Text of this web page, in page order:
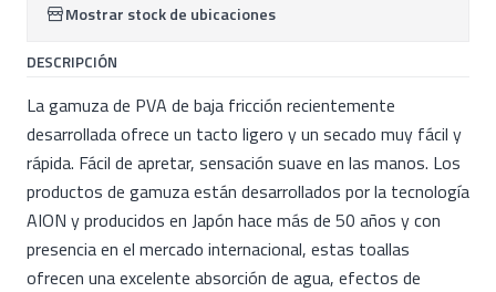
Mostrar stock de ubicaciones
DESCRIPCIÓN
La gamuza de PVA de baja fricción recientemente
desarrollada ofrece un tacto ligero y un secado muy fácil y
rápida. Fácil de apretar, sensación suave en las manos. Los
productos de gamuza están desarrollados por la tecnología
AION y producidos en Japón hace más de 50 años y con
presencia en el mercado internacional, estas toallas
ofrecen una excelente absorción de agua, efectos de